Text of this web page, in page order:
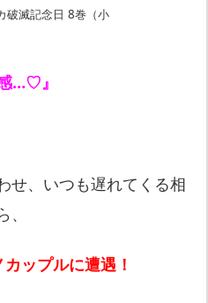
破滅記念日 8巻（小
…♡』
せ、いつも遅れてくる相
ップルに遭遇！